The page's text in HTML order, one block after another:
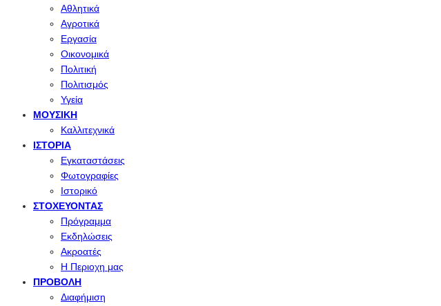
Αθλητικά
Αγροτικά
Εργασία
Οικονομικά
Πολιτική
Πολιτισμός
Υγεία
ΜΟΥΣΙΚΉ
Καλλιτεχνικά
ΙΣΤΟΡΊΑ
Εγκαταστάσεις
Φωτογραφίες
Ιστορικό
ΣΤΟΧΕΎΟΝΤΑΣ
Πρόγραμμα
Εκδηλώσεις
Ακροατές
Η Περιοχη μας
ΠΡΟΒΟΛΉ
Διαφήμιση